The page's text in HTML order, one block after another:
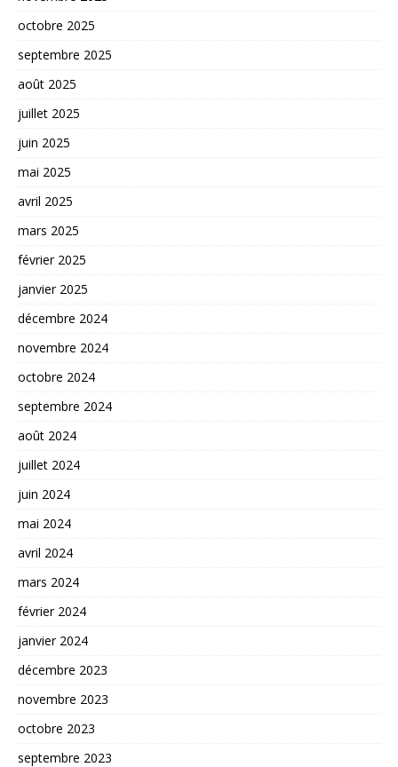
octobre 2025
septembre 2025
août 2025
juillet 2025
juin 2025
mai 2025
avril 2025
mars 2025
février 2025
janvier 2025
décembre 2024
novembre 2024
octobre 2024
septembre 2024
août 2024
juillet 2024
juin 2024
mai 2024
avril 2024
mars 2024
février 2024
janvier 2024
décembre 2023
novembre 2023
octobre 2023
septembre 2023